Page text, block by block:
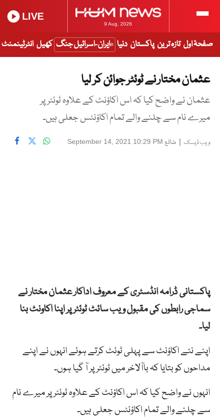
9 Aug, 2026
LIVE
صفحۂ اول تازہ ترین پاکستان دنیا ایران-اسرائیل جنگ کھیل انٹرٹینمنٹ
عثمان مختار نے ٹوئٹر جوائن کر لیا
عثمان نے واضح کیا کہ اس اکاؤنٹ کے علاوہ ٹوئٹر پر
میرے نام سے چلنے والے تمام اکاؤنٹس جعلی ہیں۔
ویب ڈیسک | شائع September 14, 2021 10:29 PM
پاکستانی ڈرامہ انڈسٹری کے معروف اداکار عثمان مختار نے
سماجی رابطوں کی مقبول ویب سائٹ ٹوئٹر پر اپنا اکاونٹ بنا
لیا۔
اپنے نئے اکاؤنٹ سے پہلی ٹوئٹ کرتے ہوئے انہوں نے اپنے
مداحوں کو بتایا کہ باآلاخر میں ٹوئٹر پر آ گیا ہوں۔
انہوں نے واضح کیا کہ اس اکاؤنٹ کے علاوہ ٹوئٹر پر میرے نام
سے چلنے والے تمام اکاؤنٹس جعلی ہیں۔